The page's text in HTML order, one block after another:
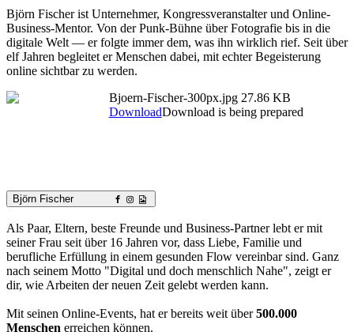
Björn Fischer ist Unternehmer, Kongressveranstalter und Online-
Business-Mentor. Von der Punk-Bühne über Fotografie bis in die
digitale Welt — er folgte immer dem, was ihn wirklich rief. Seit über
elf Jahren begleitet er Menschen dabei, mit echter Begeisterung
online sichtbar zu werden.
Bjoern-Fischer-300px.jpg 27.86 KB
DownloadDownload is being prepared
Björn Fischer
Als Paar, Eltern, beste Freunde und Business-Partner lebt er mit
seiner Frau seit über 16 Jahren vor, dass Liebe, Familie und
berufliche Erfüllung in einem gesunden Flow vereinbar sind. Ganz
nach seinem Motto "Digital und doch menschlich Nahe", zeigt er
dir, wie Arbeiten der neuen Zeit gelebt werden kann.
Mit seinen Online-Events, hat er bereits weit über500.000
Menschen erreichen können.